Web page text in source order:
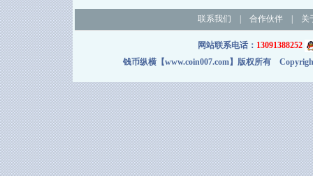
联系我们 合作伙伴| 关
网站联系电话： 13091388252
钱币纵横【www.coin007.com】版权所有